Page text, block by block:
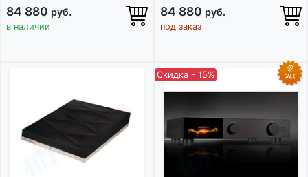
84 880 руб.
в наличии
84 880 руб.
под заказ
Скидка - 15%